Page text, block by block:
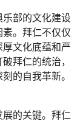
乐部的文化建设
。拜仁不仅仅
文化底蕴和严
拜仁的统治，
的自我革新。
的关键。拜仁